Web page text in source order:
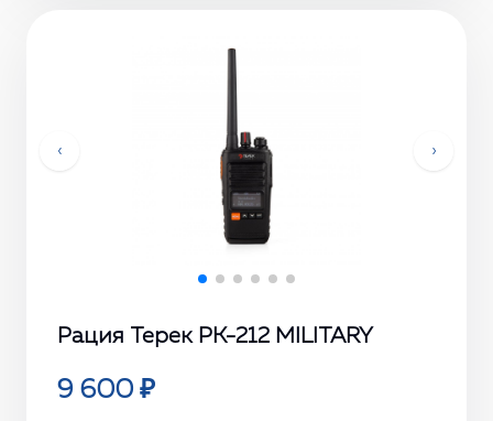
‹ ›
Рация Терек РК-212 MILITARY
9 600 ₽